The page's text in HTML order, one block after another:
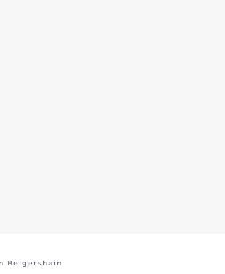
Belgershain